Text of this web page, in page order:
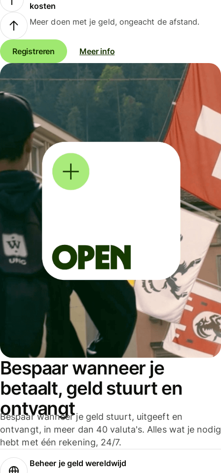
kosten
Meer doen met je geld, ongeacht de afstand.
Registreren Meer info
Bespaar wanneer je
betaalt, geld stuurt en
ontvangt
Bespaar wanneer je geld stuurt, uitgeeft en
ontvangt, in meer dan 40 valuta's. Alles wat je nodig
hebt met één rekening, 24/7.
Beheer je geld wereldwijd